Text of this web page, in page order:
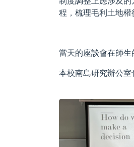
程，梳理毛利土地
當天的座談會在師生
本校南島研究辦公室